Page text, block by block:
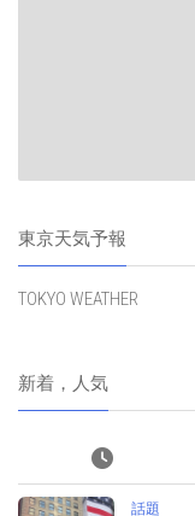
東京天気予報
TOKYO WEATHER
新着，人気
話題